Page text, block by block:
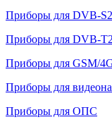
Приборы для DVB-
Приборы для DVB-
Приборы для GSM/
Приборы для
Приборы для ОПС